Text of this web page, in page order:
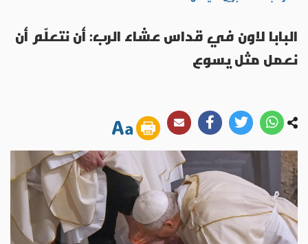
البابا لاون في قداس عشاء الرب: أن نتعلّم أن
نعمل مثل يسوع